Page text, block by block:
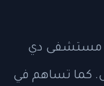
مستشفى دي
كما تساهم في